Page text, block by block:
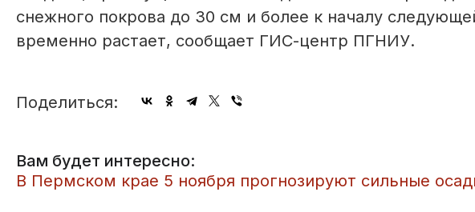
снежного покрова до 30 см и более к началу
временно растает, сообщает ГИС-центр ПГНИУ.
Поделиться:
Вам будет интересно:
​В Пермском крае 5 ноября прогнозируют сильные